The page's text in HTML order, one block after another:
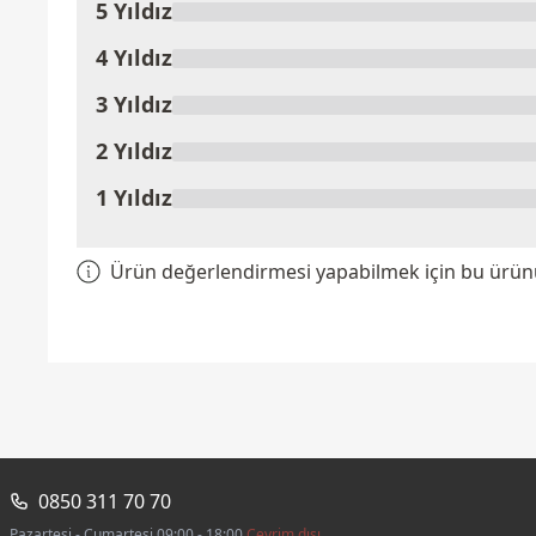
Ürünü Değerlendir
5 Yıldız
4 Yıldız
3 Yıldız
2 Yıldız
1 Yıldız
Ürün değerlendirmesi yapabilmek için bu ürünü
0850 311 70 70